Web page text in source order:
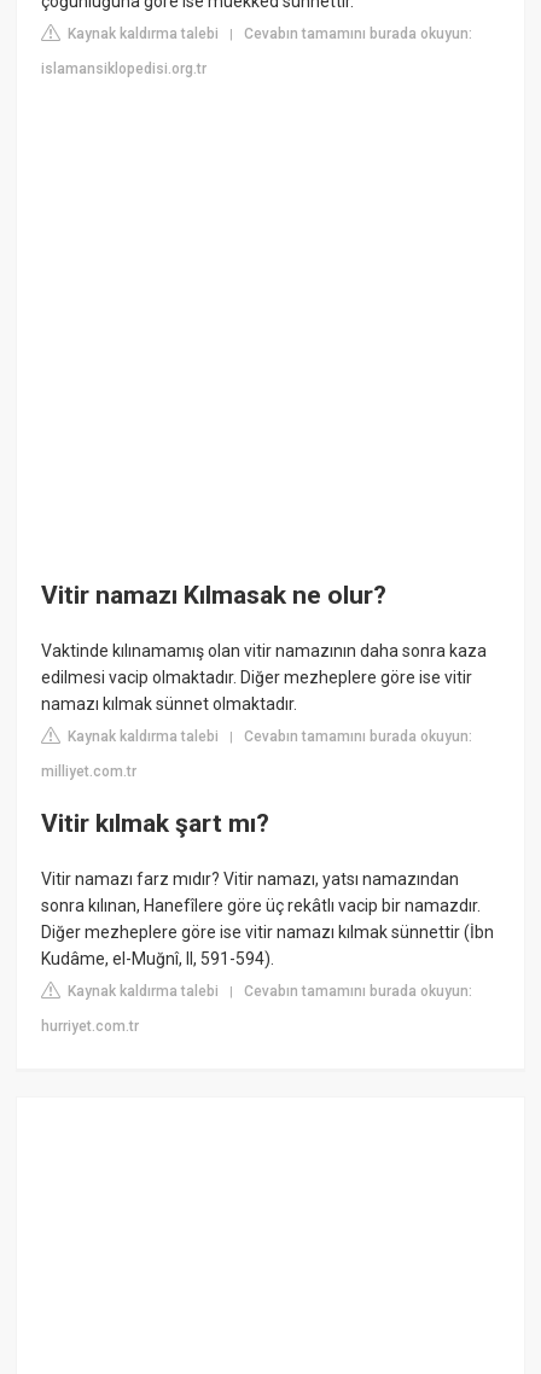
Kaynak kaldırma talebi |Cevabın tamamını burada okuyun:
islamansiklopedisi.org.tr
Vitir namazı Kılmasak ne olur?
Vaktinde kılınamamış olan vitir namazının daha sonra kaza
edilmesi vacip olmaktadır. Diğer mezheplere göre ise vitir
namazı kılmak sünnet olmaktadır.
Kaynak kaldırma talebi |Cevabın tamamını burada okuyun:
milliyet.com.tr
Vitir kılmak şart mı?
Vitir namazı farz mıdır? Vitir namazı, yatsı namazından
sonra kılınan, Hanefîlere göre üç rekâtlı vacip bir namazdır.
Diğer mezheplere göre ise vitir namazı kılmak sünnettir (İbn
Kudâme, el-Muğnî, II, 591-594).
Kaynak kaldırma talebi |Cevabın tamamını burada okuyun:
hurriyet.com.tr